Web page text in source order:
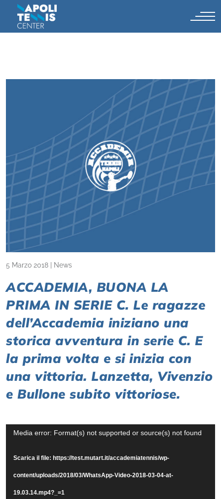
5 Marzo 2018 News
ACCADEMIA, BUONA LA
PRIMA IN SERIE C. Le ragazze
dell’Accademia iniziano una
storica avventura in serie C. E
la prima volta e si inizia con
una vittoria. Lanzetta, Vivenzio
e Bullone subito vittoriose.
Video
Media error: Format(s) not supported or source(s) not found
Scarica il file: https://test.mutart.it/accademiatennis/wp-
content/uploads/2018/03/WhatsApp-Video-2018-03-04-at-
19.03.14.mp4?_=1